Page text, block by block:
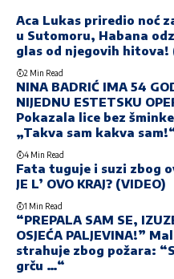
Aca Lukas priredio noć
u Sutomoru, Habana
glas od njegovih hitova!
2 Min Read
NINA BADRIĆ IMA 54
NIJEDNU ESTETSKU
Pokazala lice bez
„Takva sam kakva
4 Min Read
Fata tuguje i suzi zbog
JE L’ OVO KRAJ? (VIDEO)
1 Min Read
“PREPALA SAM SE,
OSJEĆA PALJEVINA!”
strahuje zbog požara:
grču …“